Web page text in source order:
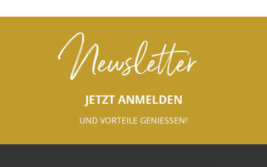
Newsletter
JETZT ANMELDEN
UND VORTEILE GENIESSEN!